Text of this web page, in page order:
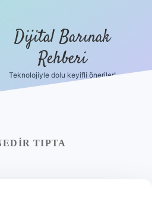
Dijital Barınak
Rehberi
Teknolojiyle dolu keyifli öneriler!
TIPTA